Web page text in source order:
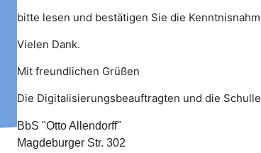
bitte lesen und bestätigen Sie die
Vielen Dank.
Mit freundlichen Grüßen
Die Digitalisierungsbeauftragten und die
BbS "Otto Allendorff"
Magdeburger Str. 302